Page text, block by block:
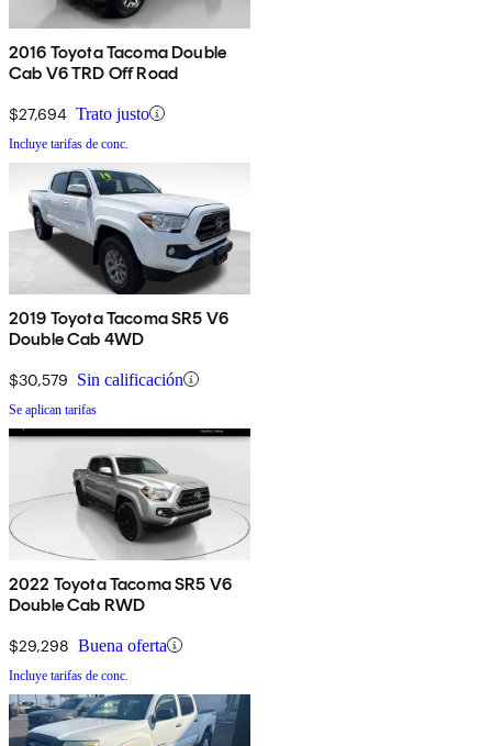
2016 Toyota Tacoma Double
Cab V6 TRD Off Road
$27,694 Trato justo
Incluye tarifas de conc.
2019 Toyota Tacoma SR5 V6
Double Cab 4WD
$30,579 Sin calificación
Se aplican tarifas
2022 Toyota Tacoma SR5 V6
Double Cab RWD
$29,298 Buena oferta
Incluye tarifas de conc.